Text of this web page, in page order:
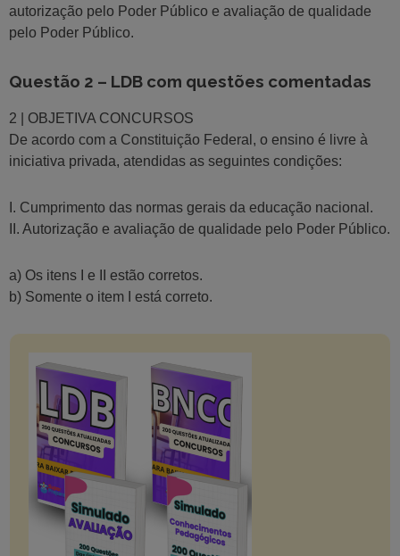
autorização pelo Poder Público e avaliação de qualidade
pelo Poder Público.
Questão 2 – LDB com questões comentadas
2 | OBJETIVA CONCURSOS
De acordo com a Constituição Federal, o ensino é livre à
iniciativa privada, atendidas as seguintes condições:
I. Cumprimento das normas gerais da educação nacional.
II. Autorização e avaliação de qualidade pelo Poder Público.
a) Os itens I e II estão corretos.
b) Somente o item I está correto.